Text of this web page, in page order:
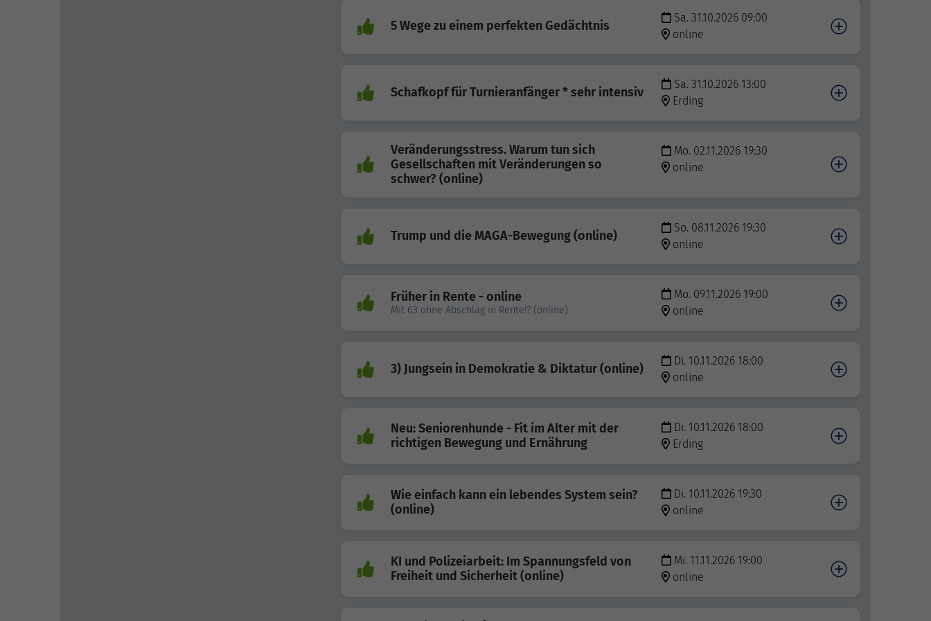
5 Wege zu einem perfekten Gedächtnis
Sa. 31.10.2026 09:00
online
Schafkopf für Turnieranfänger * sehr intensiv
Sa. 31.10.2026 13:00
Erding
Veränderungsstress. Warum tun sich
Gesellschaften mit Veränderungen so
schwer? (online)
Mo. 02.11.2026 19:30
online
Trump und die MAGA-Bewegung (online)
So. 08.11.2026 19:30
online
Früher in Rente - online
Mit 63 ohne Abschlag in Rente!? (online)
Mo. 09.11.2026 19:00
online
3) Jungsein in Demokratie & Diktatur (online)
Di. 10.11.2026 18:00
online
Neu: Seniorenhunde - Fit im Alter mit der
richtigen Bewegung und Ernährung
Di. 10.11.2026 18:00
Erding
Wie einfach kann ein lebendes System sein?
(online)
Di. 10.11.2026 19:30
online
KI und Polizeiarbeit: Im Spannungsfeld von
Freiheit und Sicherheit (online)
Mi. 11.11.2026 19:00
online